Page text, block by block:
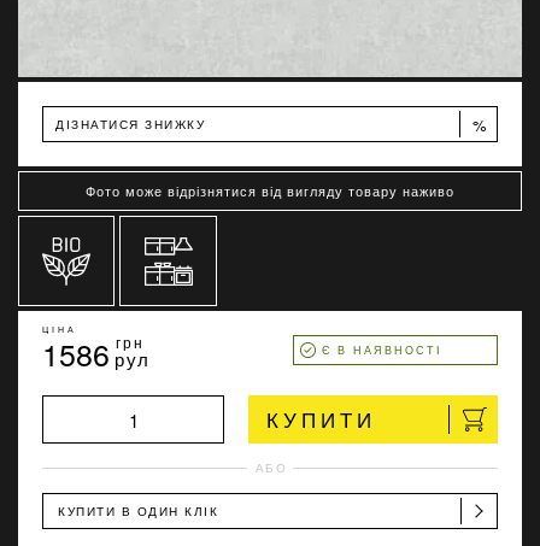
ДІЗНАТИСЯ ЗНИЖКУ %
Фото може відрізнятися від вигляду товару наживо
ЦІНА
1586 грн
рул Є В НАЯВНОСТІ
КУПИТИ
АБО
КУПИТИ В ОДИН КЛІК